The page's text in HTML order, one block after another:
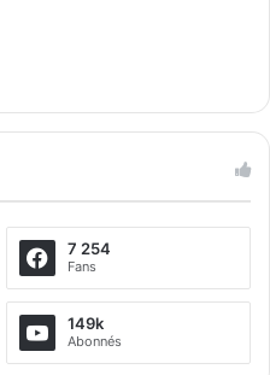
7 254
Fans
149k
Abonnés